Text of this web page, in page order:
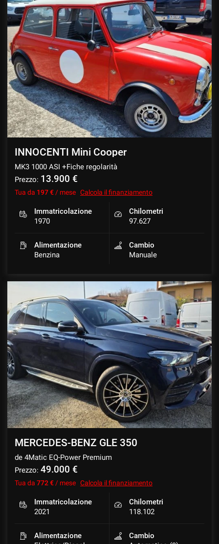
INNOCENTI Mini Cooper
MK3 1000 ASI +Fiche regolarità
Prezzo: 13.900 €
Tua da 197 € / mese Calcola il finanziamento
Immatricolazione
1970
Chilometri
97.627
Alimentazione
Benzina
Cambio
Manuale
MERCEDES-BENZ GLE 350
de 4Matic EQ-Power Premium
Prezzo: 49.000 €
Tua da 772 € / mese Calcola il finanziamento
Immatricolazione
2021
Chilometri
118.102
Alimentazione
Cambio